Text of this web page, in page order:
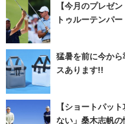
【今月のプレゼ
トゥルーテンパ
猛暑を前に今か
スあります!!
【ショートパッ
ない」桑木志帆